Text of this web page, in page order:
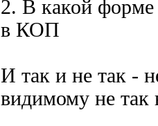
2. В какой
в КОП
И так и не так -
видимому не так